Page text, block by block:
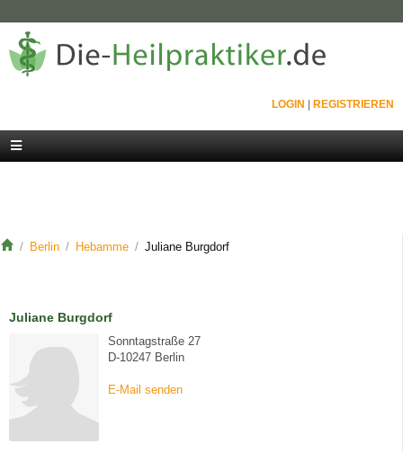
LOGIN REGISTRIEREN
Berlin Hebamme Juliane Burgdorf
Juliane Burgdorf
Sonntagstraße 27
D-10247 Berlin
E-Mail senden